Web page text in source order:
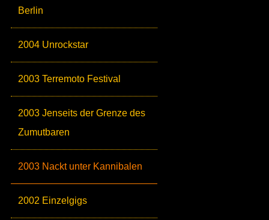
Berlin
2004 Unrockstar
2003 Terremoto Festival
2003 Jenseits der Grenze des
Zumutbaren
2003 Nackt unter Kannibalen
2002 Einzelgigs